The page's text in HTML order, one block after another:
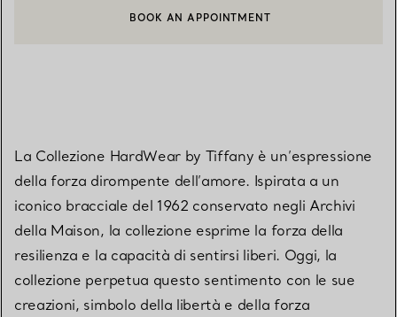
CONTATTA UN CONSULENTE CLIENTI O PRENOTA UN
BOOK AN APPOINTMENT
La Collezione HardWear by Tiffany è un’espressione
della forza dirompente dell’amore. Ispirata a un
iconico bracciale del 1962 conservato negli Archivi
della Maison, la collezione esprime la forza della
resilienza e la capacità di sentirsi liberi. Oggi, la
collezione perpetua questo sentimento con le sue
creazioni, simbolo della libertà e della forza